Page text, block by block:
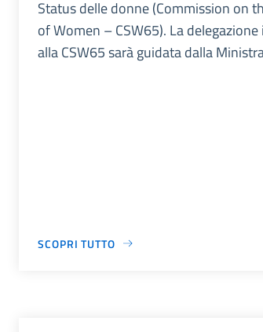
Status delle donne (Commission on
of Women – CSW65). La
alla CSW65 sarà guidata dalla
SCOPRI TUTTO